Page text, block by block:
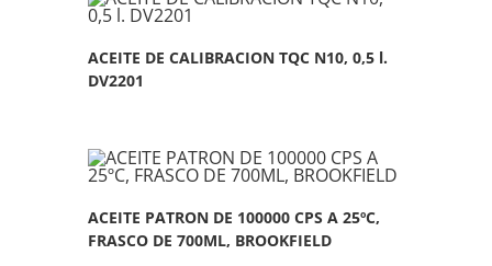
ACEITE DE CALIBRACION TQC N10, 0,5 l.
DV2201
ACEITE PATRON DE 100000 CPS A 25ºC,
FRASCO DE 700ML, BROOKFIELD